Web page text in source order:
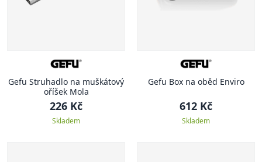
Gefu Struhadlo na muškátový
oříšek Mola
226 Kč
Skladem
Gefu Box na oběd Enviro
612 Kč
Skladem